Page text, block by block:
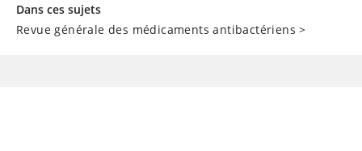
Dans ces sujets
Revue générale des médicaments antibactériens >